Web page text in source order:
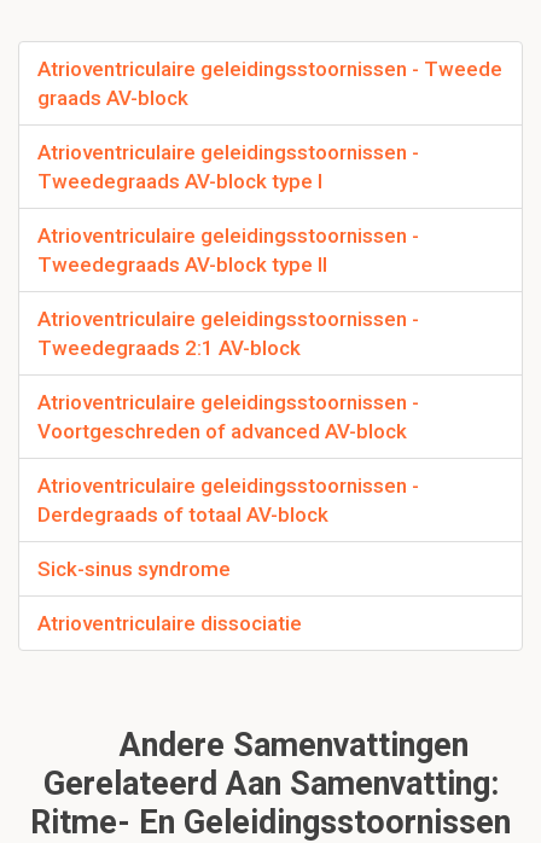
Atrioventriculaire geleidingsstoornissen - Tweede
graads AV-block
Atrioventriculaire geleidingsstoornissen -
Tweedegraads AV-block type I
Atrioventriculaire geleidingsstoornissen -
Tweedegraads AV-block type II
Atrioventriculaire geleidingsstoornissen -
Tweedegraads 2:1 AV-block
Atrioventriculaire geleidingsstoornissen -
Voortgeschreden of advanced AV-block
Atrioventriculaire geleidingsstoornissen -
Derdegraads of totaal AV-block
Sick-sinus syndrome
Atrioventriculaire dissociatie
Andere Samenvattingen
Gerelateerd Aan Samenvatting:
Ritme- En Geleidingsstoornissen